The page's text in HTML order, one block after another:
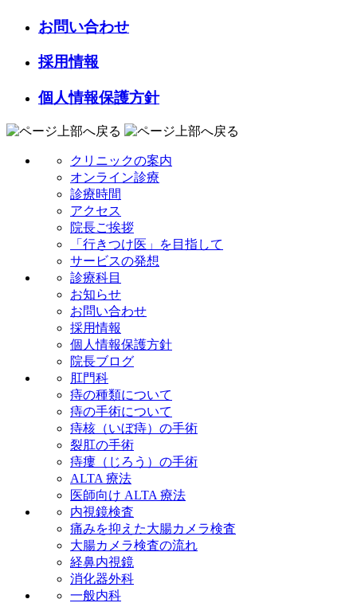
お問い合わせ
採用情報
個人情報保護方針
クリニックの案内
オンライン診療
診療時間
アクセス
院長ご挨拶
「行きつけ医」を目指して
サービスの発想
診療科目
お知らせ
お問い合わせ
採用情報
個人情報保護方針
院長ブログ
肛門科
痔の種類について
痔の手術について
痔核（いぼ痔）の手術
裂肛の手術
痔瘻（じろう）の手術
ALTA 療法
医師向け ALTA 療法
内視鏡検査
痛みを抑えた大腸カメラ検査
大腸カメラ検査の流れ
経鼻内視鏡
消化器外科
一般内科